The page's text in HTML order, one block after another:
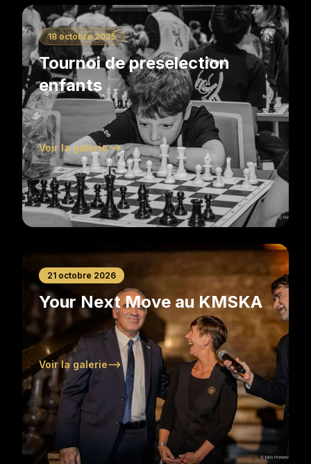
18 octobre 2025
Tournoi de preselection
enfants
Voir la galerie
21 octobre 2026
Your Next Move au KMSKA
Voir la galerie